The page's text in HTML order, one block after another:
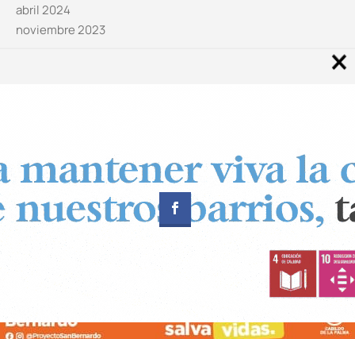
abril 2024
noviembre 2023
© Copyright 2024 Canal 11 La Palma.